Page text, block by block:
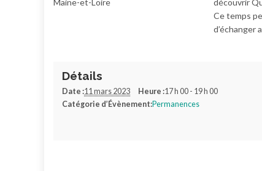
découvrir
Ce temps
d’échanger
Détails
Date :11 mars 2023 Heure :17 h 00 - 19 h 00
Catégorie d’Évènement:Permanences